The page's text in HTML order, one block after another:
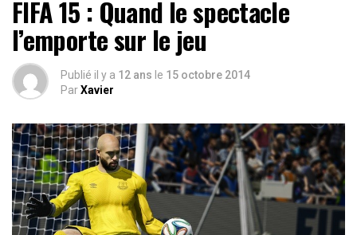
FIFA 15 : Quand le spectacle
l’emporte sur le jeu
Publié il y a 12 ans le 15 octobre 2014
ParXavier